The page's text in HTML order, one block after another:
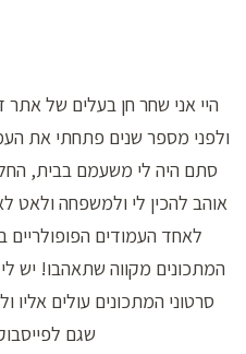
היי אני שחר חן בעלים של
ולפני מספר שנים פתחתי את
סתם היה לי משעמם בבית,
אוהב להכין לי ולמשפחה ולאט
לאחד העמודים
המתכונים מקווה שתאהבו! יש
סרטוני המתכונים עולים אליו
שגם